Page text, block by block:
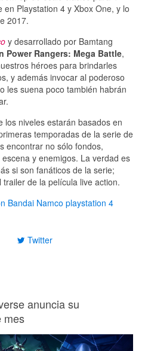
Playstation 4 y Xbox One, y lo
2017.
y desarrollado por Bamtang
Power Rangers: Mega Battle,
héroes para brindarles
y además invocar al poderoso
les suena poco también habrán
los niveles estarán basados en
temporadas de la serie de
encontrar no sólo fondos,
y enemigos. La verdad es
si son fanáticos de la serie;
de la película live action.
Bandai Namco playstation 4
Twitter
anuncia su
mes